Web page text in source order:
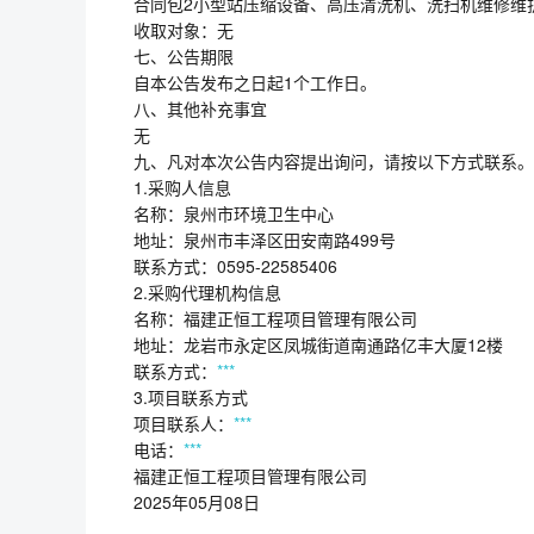
收取对象：无
七、公告期限
自本公告发布之日起1个工作日。
八、其他补充事宜
无
九、凡对本次公告内容提出询问，请按以下方式联系。
1.采购人信息
名称：泉州市环境卫生中心
地址：泉州市丰泽区田安南路499号
联系方式：0595-22585406
2.采购代理机构信息
名称：福建正恒工程项目管理有限公司
地址：龙岩市永定区凤城街道南通路亿丰大厦12楼
联系方式： ***
3.项目联系方式
项目联系人： ***
电话： ***
福建正恒工程项目管理有限公司
2025年05月08日